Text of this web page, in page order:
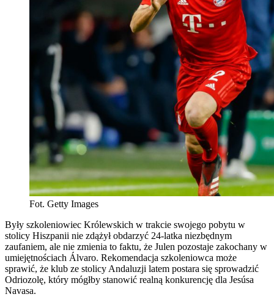
Fot. Getty Images
Były szkoleniowiec Królewskich w trakcie swojego pobytu w
stolicy Hiszpanii nie zdążył obdarzyć 24-latka niezbędnym
zaufaniem, ale nie zmienia to faktu, że Julen pozostaje zakochany w
umiejętnościach Álvaro. Rekomendacja szkoleniowca może
sprawić, że klub ze stolicy Andaluzji latem postara się sprowadzić
Odriozolę, który mógłby stanowić realną konkurencję dla Jesúsa
Navasa.